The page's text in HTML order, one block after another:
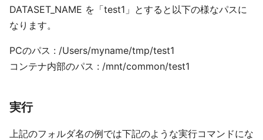
DATASET_NAME を「test1」とすると以下の様なパスに
なります。
PCのパス : /Users/myname/tmp/test1
コンテナ内部のパス : /mnt/common/test1
実行
上記のフォルダ名の例では下記のような実行コマンドにな